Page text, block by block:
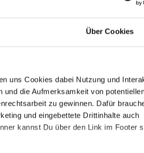
Über Cookies
uns Cookies dabei Nutzung und
und die Aufmerksamkeit von
zu gewinnen. Dafür
und eingebettete Drittinhalte auch
kannst Du über den Link im Footer
ein
in Haft
am 8.
zu geben,
anderweitig
Opfer